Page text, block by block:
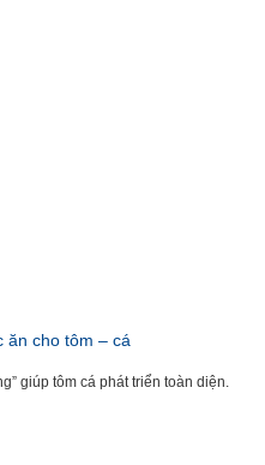
ăn cho tôm – cá
giúp tôm cá phát triển toàn diện.